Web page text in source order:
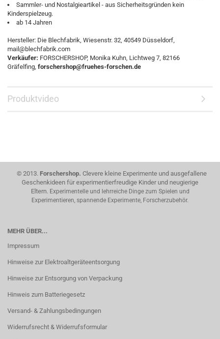
Sammler- und Nostalgieartikel - aus Sicherheitsgründen kein
Kinderspielzeug.
ab 14 Jahren
Hersteller: Die Blechfabrik, Wiesenstr. 32, 40549 Düsseldorf,
mail@blechfabrik.com
Verkäufer: FORSCHERSHOP, Monika Kuhn, Lichtweg 7, 82166
Gräfelfing, forschershop@fruehes-forschen.de
Produktvideo
© 2013. Forschershop. Clevere kleine Experimente und ausgefallene
Geschenkideen für experimentierfreudige Kinder und neugierige
Eltern. Experimentelle und lehrreiche Dinge zum Spielen und
Experimentieren, spannende Experimente, Forscherzubehör.
MEHR ÜBER...
Impressum
Hinweise zur Elektroaltgeräteentsorgung
Hinweise zur Entsorgung von Verpackung
Hinweis zum Batteriegesetz
Versand- & Zahlungsbedingungen
Widerrufsrecht & Widerrufsformular